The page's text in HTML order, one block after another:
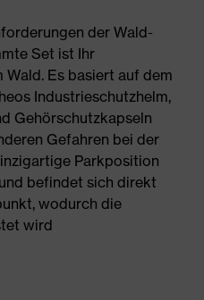
der Wald-
Set ist Ihr
Es basiert auf dem
Industrieschutzhelm,
Gehörschutzkapseln
Gefahren bei der
Parkposition
befindet sich direkt
wodurch die
wird